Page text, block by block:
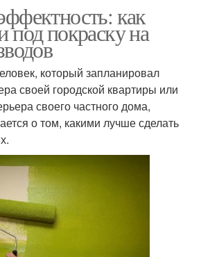
как
под покраску на
который запланировал
своей городской квартиры или
своего частного дома,
о том, какими лучше сделать